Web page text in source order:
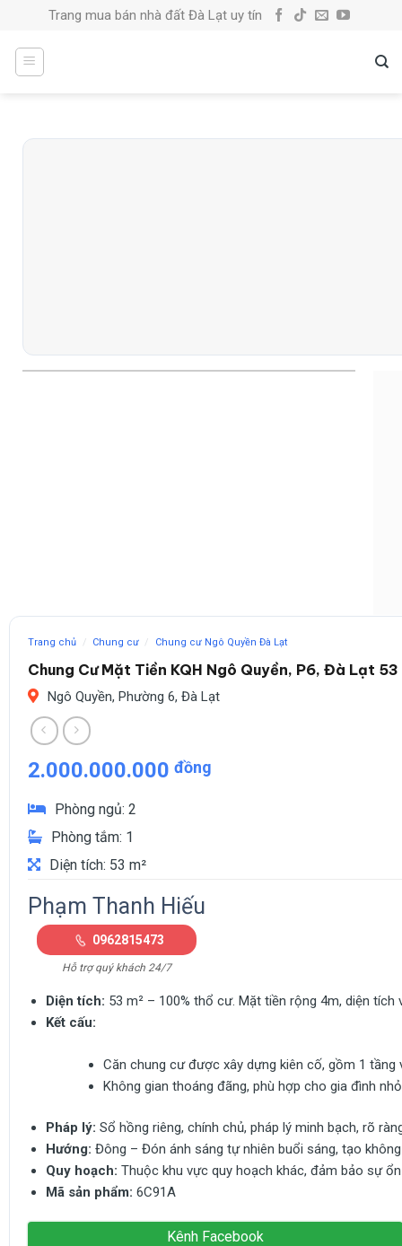
content
Trang mua bán nhà đất Đà Lạt uy tín
Trang chủ / Chung cư / Chung cư Ngô Quyền Đà Lạt
Chung Cư Mặt Tiền KQH Ngô Quyền, P6, Đà Lạt
Ngô Quyền, Phường 6, Đà Lạt
2.000.000.000 đồng
Phòng ngủ: 2
Phòng tắm: 1
Diện tích: 53 m²
Phạm Thanh Hiếu
0962815473
Hỗ trợ quý khách 24/7
Diện tích: 53 m² – 100% thổ cư. Mặt tiền rộng 4m, diện
Kết cấu:
Căn chung cư được xây dựng kiên cố, gồm 1
Không gian thoáng đãng, phù hợp cho gia đình
Pháp lý: Sổ hồng riêng, chính chủ, pháp lý minh bạch, rõ
Hướng: Đông – Đón ánh sáng tự nhiên buổi sáng, tạo
Quy hoạch: Thuộc khu vực quy hoạch khác, đảm bảo sự
Mã sản phẩm: 6C91A
Kênh Facebook